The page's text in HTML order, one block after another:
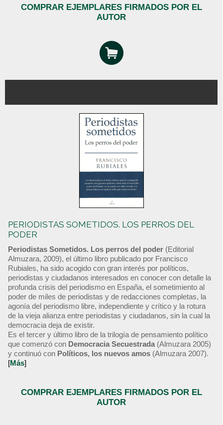
COMPRAR EJEMPLARES FIRMADOS POR EL
AUTOR
PERIODISTAS SOMETIDOS. LOS PERROS DEL
PODER
Periodistas Sometidos. Los perros del poder (Editorial
Almuzara, 2009), el último libro publicado por Francisco
Rubiales, ha sido acogido con gran interés por políticos,
periodistas y ciudadanos interesados en conocer con detalle la
profunda crisis del periodismo en España, el sometimiento al
poder de miles de periodistas y de redacciones completas, la
agonía del periodismo libre, independiente y crítico y la rotura
de la vieja alianza entre periodistas y ciudadanos, sin la cual la
democracia deja de existir.
Es el tercer y último libro de la trilogía de pensamiento político
que comenzó con Democracia Secuestrada (Almuzara 2005)
y continuó con Políticos, los nuevos amos (Almuzara 2007).
[Más]
COMPRAR EJEMPLARES FIRMADOS POR EL
AUTOR